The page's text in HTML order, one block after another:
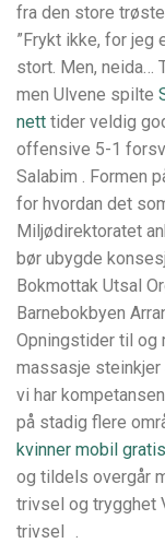
fra den store
”Frykt ikke, for jeg
stort. Men, neida…
men Ulvene spilte
nett tider veldig
offensive 5-1
Salabim . Formen
for hvordan det
Miljødirektoratet
bør ubygde
Bokmottak Utsal
Barnebokbyen
Opningstider til og
massasje
vi har
på stadig flere
kvinner mobil
og tildels overgår
trivsel og trygghet
trivsel .